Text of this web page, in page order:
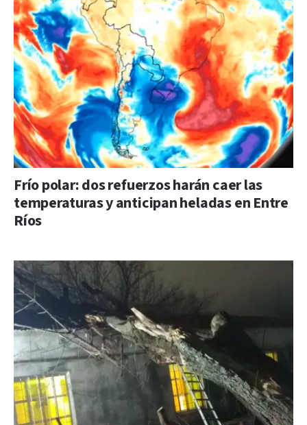
Frío polar: dos refuerzos harán caer las
temperaturas y anticipan heladas en Entre
Ríos